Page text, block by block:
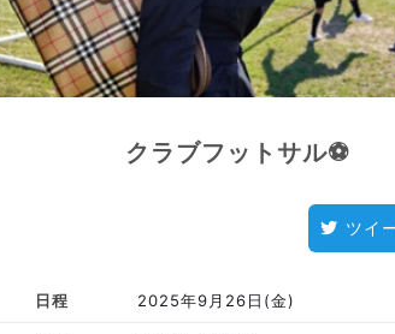
クラブフットサル⚽
ツイ
日程 2025年9月26日(金)